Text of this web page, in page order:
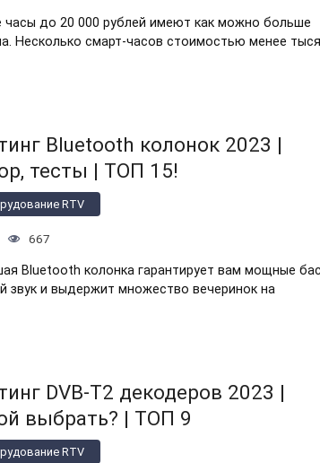
часы до 20 000 рублей имеют как можно больше
Несколько смарт-часов стоимостью менее
Bluetooth колонок 2023 |
тесты | ТОП 15!
RTV
667
Bluetooth колонка гарантирует вам мощные
звук и выдержит множество вечеринок на
DVB-T2 декодеров 2023 |
выбрать? | ТОП 9
RTV